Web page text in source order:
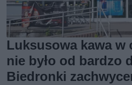
Luksusowa kawa w
nie było od bardzo
Biedronki